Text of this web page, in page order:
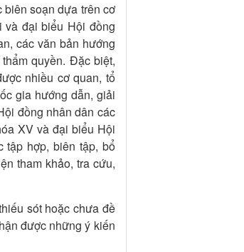
biên soạn dựa trên cơ
và đại biểu Hội đồng
các văn bản hướng
quyền. Đặc biệt,
nhiều cơ quan, tổ
gia hướng dẫn, giải
đồng nhân dân các
XV và đại biểu Hội
tập hợp, biên tập, bổ
tham khảo, tra cứu,
sót hoặc chưa đề
được những ý kiến